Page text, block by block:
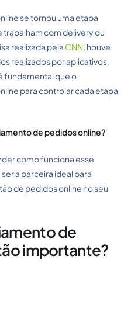
se tornou uma etapa
trabalham com delivery ou
realizada pela CNN, houve
realizados por aplicativos,
fundamental que o
para controlar cada etapa
de pedidos online?
como funciona esse
a parceira ideal para
de pedidos online no seu
de
importante?